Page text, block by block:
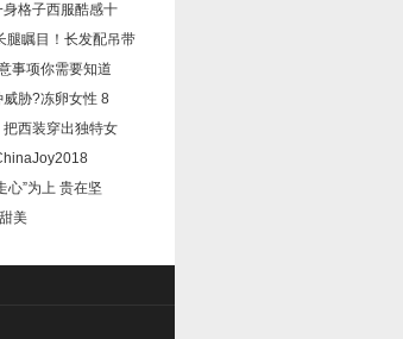
格子西服酷感十
腿瞩目！长发配吊带
事项你需要知道
胁?冻卵女性 8
西装穿出独特女
心”为上 贵在坚
美